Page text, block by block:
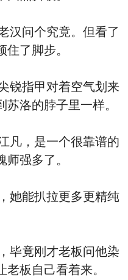
汉问个究竟。但看了
了脚步。
锐指甲对着空气划来
洛的脖子里一样。
凡，是一个很靠谱的
强多了。
她能扒拉更多更精纯
毕竟刚才老板问他染
板自己看着来。